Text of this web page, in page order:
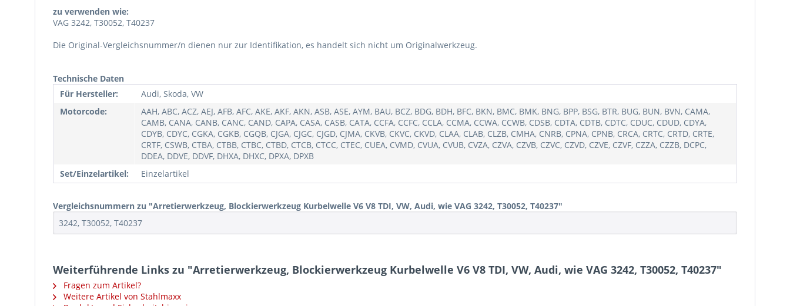
zu verwenden wie:
VAG 3242, T30052, T40237
Die Original-Vergleichsnummer/n dienen nur zur Identifikation, es handelt sich nicht um Originalwerkzeug.
Technische Daten
Für Hersteller:
Audi, Skoda, VW
Motorcode:
AAH, ABC, ACZ, AEJ, AFB, AFC, AKE, AKF, AKN, ASB, ASE, AYM, BAU, BCZ, BDG, BDH, BFC, BKN, BMC, BMK, BNG, BPP, BSG, BTR, BUG, BUN, BVN, CAMA,
CAMB, CANA, CANB, CANC, CAND, CAPA, CASA, CASB, CATA, CCFA, CCFC, CCLA, CCMA, CCWA, CCWB, CDSB, CDTA, CDTB, CDTC, CDUC, CDUD, CDYA,
CDYB, CDYC, CGKA, CGKB, CGQB, CJGA, CJGC, CJGD, CJMA, CKVB, CKVC, CKVD, CLAA, CLAB, CLZB, CMHA, CNRB, CPNA, CPNB, CRCA, CRTC, CRTD, CRTE,
CRTF, CSWB, CTBA, CTBB, CTBC, CTBD, CTCB, CTCC, CTEC, CUEA, CVMD, CVUA, CVUB, CVZA, CZVA, CZVB, CZVC, CZVD, CZVE, CZVF, CZZA, CZZB, DCPC,
DDEA, DDVE, DDVF, DHXA, DHXC, DPXA, DPXB
Set/Einzelartikel:
Einzelartikel
Vergleichsnummern zu "Arretierwerkzeug, Blockierwerkzeug Kurbelwelle V6 V8 TDI, VW, Audi, wie VAG 3242, T30052, T40237"
3242, T30052, T40237
Weiterführende Links zu "Arretierwerkzeug, Blockierwerkzeug Kurbelwelle V6 V8 TDI, VW, Audi, wie VAG 3242, T30052, T40237"
Fragen zum Artikel?
Weitere Artikel von Stahlmaxx